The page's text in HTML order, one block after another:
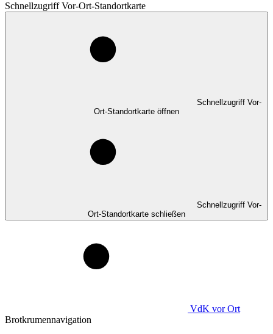
Schnellzugriff Vor-Ort-Standortkarte
Schnellzugriff Vor-
Ort-Standortkarte öffnen
Schnellzugriff Vor-
Ort-Standortkarte schließen
VdK vor Ort
Brotkrumennavigation